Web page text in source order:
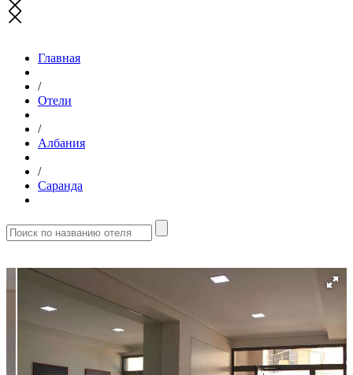
Главная
/
Отели
/
Албания
/
Саранда